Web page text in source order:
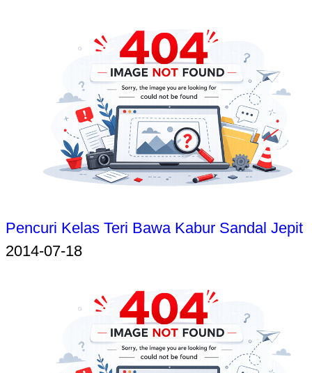
Pencuri Kelas Teri Bawa Kabur Sandal Jepit
2014-07-18